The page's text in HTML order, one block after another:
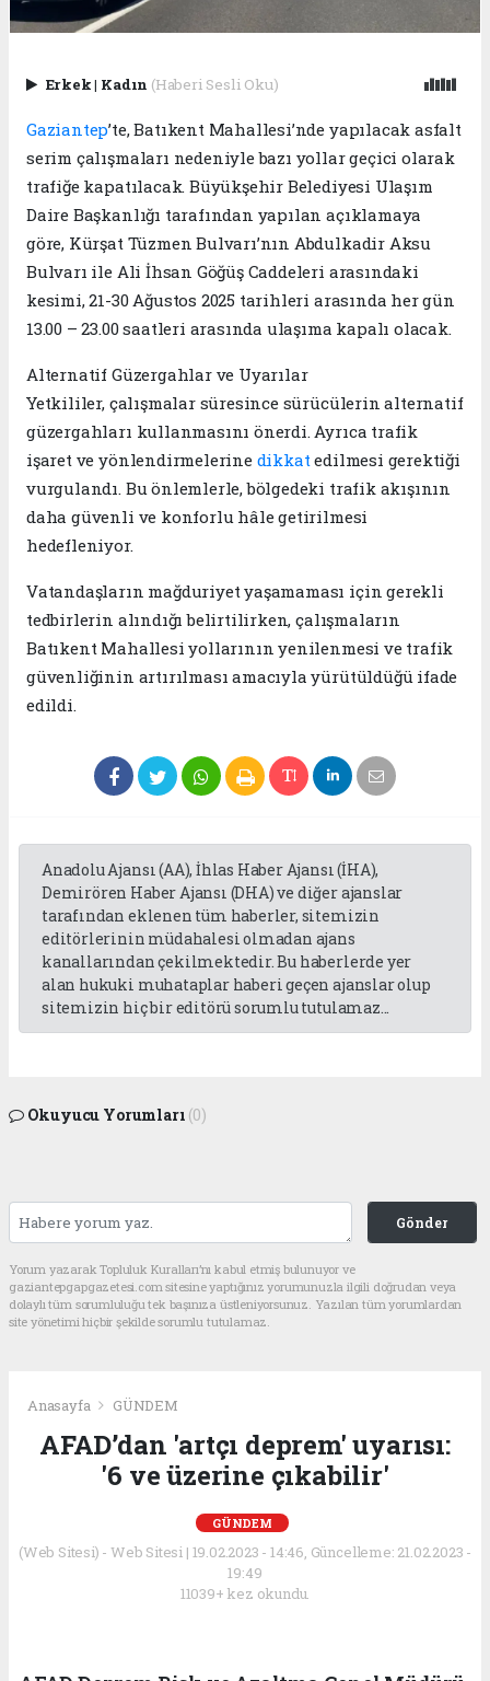
Erkek| Kadın (Haberi Sesli Oku)
Gaziantep’te, Batıkent Mahallesi’nde yapılacak asfalt
serim çalışmaları nedeniyle bazı yollar geçici olarak
trafiğe kapatılacak. Büyükşehir Belediyesi Ulaşım
Daire Başkanlığı tarafından yapılan açıklamaya
göre, Kürşat Tüzmen Bulvarı’nın Abdulkadir Aksu
Bulvarı ile Ali İhsan Göğüş Caddeleri arasındaki
kesimi, 21-30 Ağustos 2025 tarihleri arasında her gün
13.00 – 23.00 saatleri arasında ulaşıma kapalı olacak.
Alternatif Güzergahlar ve Uyarılar
Yetkililer, çalışmalar süresince sürücülerin alternatif
güzergahları kullanmasını önerdi. Ayrıca trafik
işaret ve yönlendirmelerine dikkat edilmesi gerektiği
vurgulandı. Bu önlemlerle, bölgedeki trafik akışının
daha güvenli ve konforlu hâle getirilmesi
hedefleniyor.
Vatandaşların mağduriyet yaşamaması için gerekli
tedbirlerin alındığı belirtilirken, çalışmaların
Batıkent Mahallesi yollarının yenilenmesi ve trafik
güvenliğinin artırılması amacıyla yürütüldüğü ifade
edildi.
Anadolu Ajansı (AA), İhlas Haber Ajansı (İHA),
Demirören Haber Ajansı (DHA) ve diğer ajanslar
tarafından eklenen tüm haberler, sitemizin
editörlerinin müdahalesi olmadan ajans
kanallarından çekilmektedir. Bu haberlerde yer
alan hukuki muhataplar haberi geçen ajanslar olup
sitemizin hiç bir editörü sorumlu tutulamaz...
Okuyucu Yorumları (0)
Gönder
Yorum yazarak Topluluk Kuralları’nı kabul etmiş bulunuyor ve
gaziantepgapgazetesi.com sitesine yaptığınız yorumunuzla ilgili doğrudan veya
dolaylı tüm sorumluluğu tek başınıza üstleniyorsunuz. Yazılan tüm yorumlardan
site yönetimi hiçbir şekilde sorumlu tutulamaz.
Anasayfa GÜNDEM
AFAD’dan 'artçı deprem' uyarısı:
'6 ve üzerine çıkabilir'
GÜNDEM
(Web Sitesi) - Web Sitesi | 19.02.2023 - 14:46, Güncelleme: 21.02.2023 -
19:49
11039+ kez okundu.